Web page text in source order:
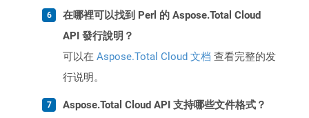
在哪裡可以找到 Perl 的 Aspose.Total Cloud
API 發行說明？
可以在 Aspose.Total Cloud 文档 查看完整的发
行说明。
Aspose.Total Cloud API 支持哪些文件格式？